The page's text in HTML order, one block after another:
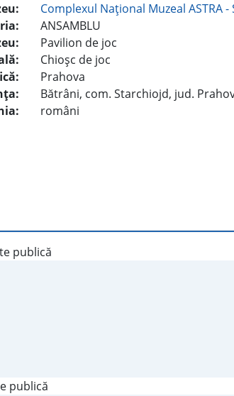
Complexul Naţional Muzeal ASTRA -
ANSAMBLU
Pavilion de joc
Chioşc de joc
Prahova
Bătrâni, com. Starchiojd, jud.
români
publică
publică